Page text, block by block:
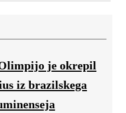
je okrepil
iz brazilskega